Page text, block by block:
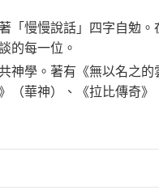
「慢慢說話」四字自勉。
的每一位。
神學。著有《無以名之的
（華神）、《拉比傳奇》